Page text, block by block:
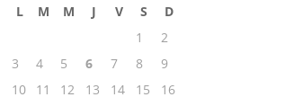
L M M J V S
D
1
2
3
4 5 6 7 8
9
10
11 12 13 14 15
16